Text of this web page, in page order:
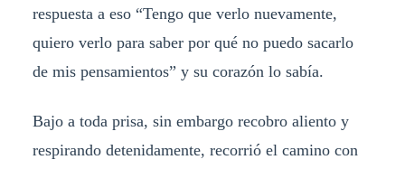
respuesta a eso “Tengo que verlo nuevamente,
quiero verlo para saber por qué no puedo sacarlo
de mis pensamientos” y su corazón lo sabía.
Bajo a toda prisa, sin embargo recobro aliento y
respirando detenidamente, recorrió el camino con